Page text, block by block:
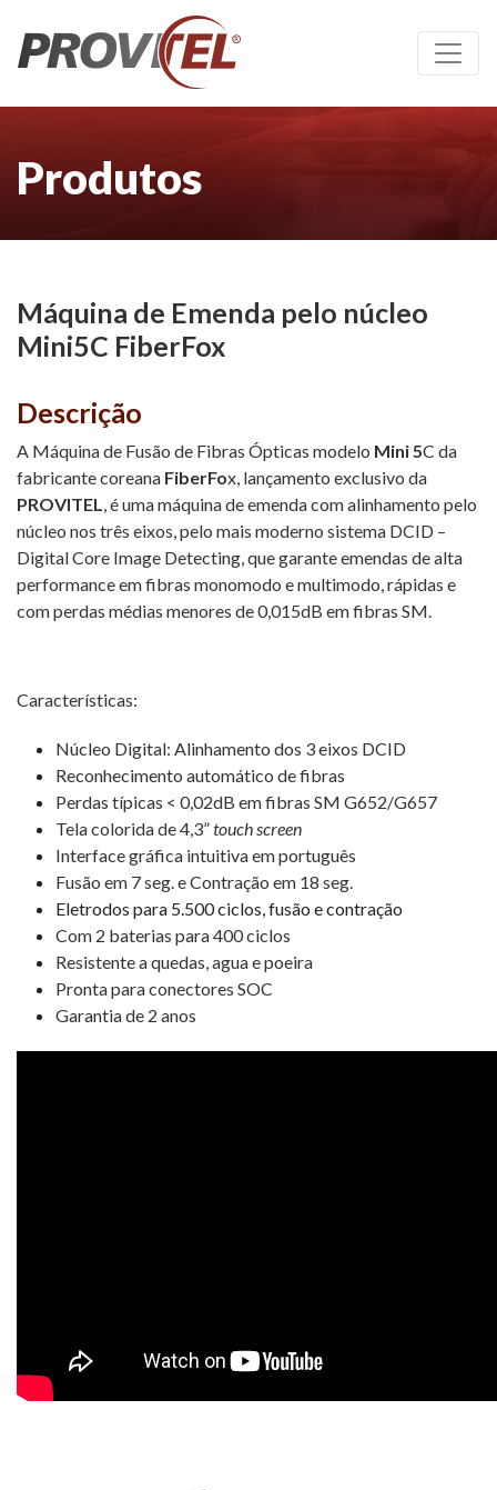
Produtos
Máquina de Emenda pelo núcleo
Mini5C FiberFox
Descrição
A Máquina de Fusão de Fibras Ópticas modelo Mini 5C da
fabricante coreana FiberFox, lançamento exclusivo da
PROVITEL, é uma máquina de emenda com alinhamento pelo
núcleo nos três eixos, pelo mais moderno sistema DCID –
Digital Core Image Detecting, que garante emendas de alta
performance em fibras monomodo e multimodo, rápidas e
com perdas médias menores de 0,015dB em fibras SM.
Características:
Núcleo Digital: Alinhamento dos 3 eixos DCID
Reconhecimento automático de fibras
Perdas típicas < 0,02dB em fibras SM G652/G657
Tela colorida de 4,3”touchscreen
Interface gráfica intuitiva em português
Fusão em 7 seg. e Contração em 18 seg.
Eletrodos para 5.500 ciclos, fusão e contração
Com 2 baterias para 400 ciclos
Resistente a quedas, agua e poeira
Pronta para conectores SOC
Garantia de 2 anos